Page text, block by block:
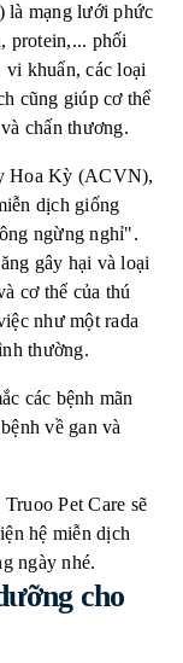
) là mạng lưới phức
protein,... phối
khuẩn, các loại
cũng giúp cơ thể
chấn thương.
Hoa Kỳ (ACVN),
dịch giống
ngừng nghỉ".
gây hại và loại
cơ thể của thú
như một rada
thường.
các bệnh mãn
về gan và
Pet Care sẽ
hệ miễn dịch
ngày nhé.
cho